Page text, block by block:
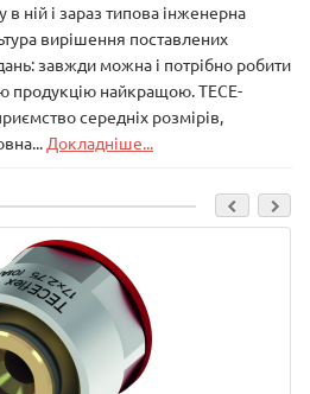
в ній і зараз типова інженерна
вирішення поставлених
завжди можна і потрібно робити
продукцію найкращою. ТЕСЕ-
середніх розмірів,
Докладніше...